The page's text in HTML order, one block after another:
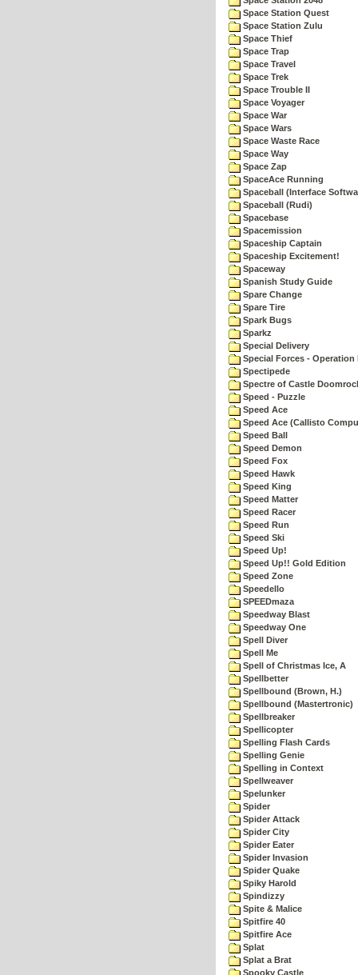
Space Station Quest
Space Station Zulu
Space Thief
Space Trap
Space Travel
Space Trek
Space Trouble II
Space Voyager
Space War
Space Wars
Space Waste Race
Space Way
Space Zap
SpaceAce Running
Spaceball (Interface
Spaceball (Rudi)
Spacebase
Spacemission
Spaceship Captain
Spaceship Excitement!
Spaceway
Spanish Study Guide
Spare Change
Spare Tire
Spark Bugs
Sparkz
Special Delivery
Special Forces - Operation
Spectipede
Spectre of Castle
Speed - Puzzle
Speed Ace
Speed Ace (Callisto
Speed Ball
Speed Demon
Speed Fox
Speed Hawk
Speed King
Speed Matter
Speed Racer
Speed Run
Speed Ski
Speed Up!
Speed Up!! Gold Edition
Speed Zone
Speedello
SPEEDmaza
Speedway Blast
Speedway One
Spell Diver
Spell Me
Spell of Christmas Ice, A
Spellbetter
Spellbound (Brown, H.)
Spellbound (Mastertronic)
Spellbreaker
Spellicopter
Spelling Flash Cards
Spelling Genie
Spelling in Context
Spellweaver
Spelunker
Spider
Spider Attack
Spider City
Spider Eater
Spider Invasion
Spider Quake
Spiky Harold
Spindizzy
Spite & Malice
Spitfire 40
Spitfire Ace
Splat
Splat a Brat
Spooky Castle